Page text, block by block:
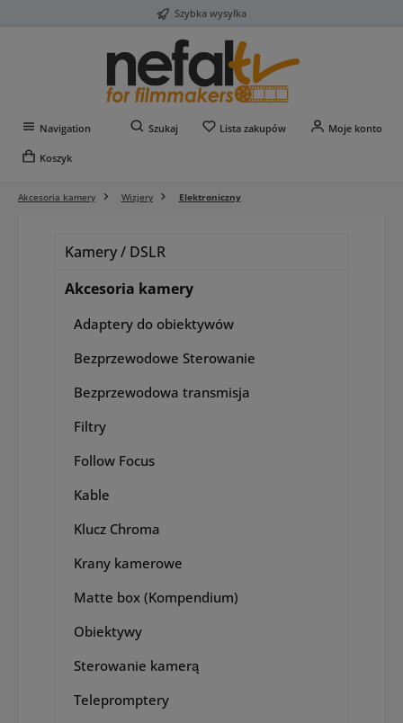
Szybka wysyłka
Navigation Szukaj Lista zakupówMasz 0 przedmioty na
Moje konto
Koszyk
Akcesoria kamery Wizjery Elektroniczny
Kamery / DSLR
Akcesoria kamery
Adaptery do obiektywów
Bezprzewodowe Sterowanie
Bezprzewodowa transmisja
Filtry
Follow Focus
Kable
Klucz Chroma
Krany kamerowe
Matte box (Kompendium)
Obiektywy
Sterowanie kamerą
Telepromptery